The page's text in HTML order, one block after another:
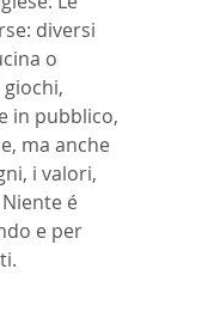
diversi
o
in pubblico,
ma anche
i valori,
é
e per